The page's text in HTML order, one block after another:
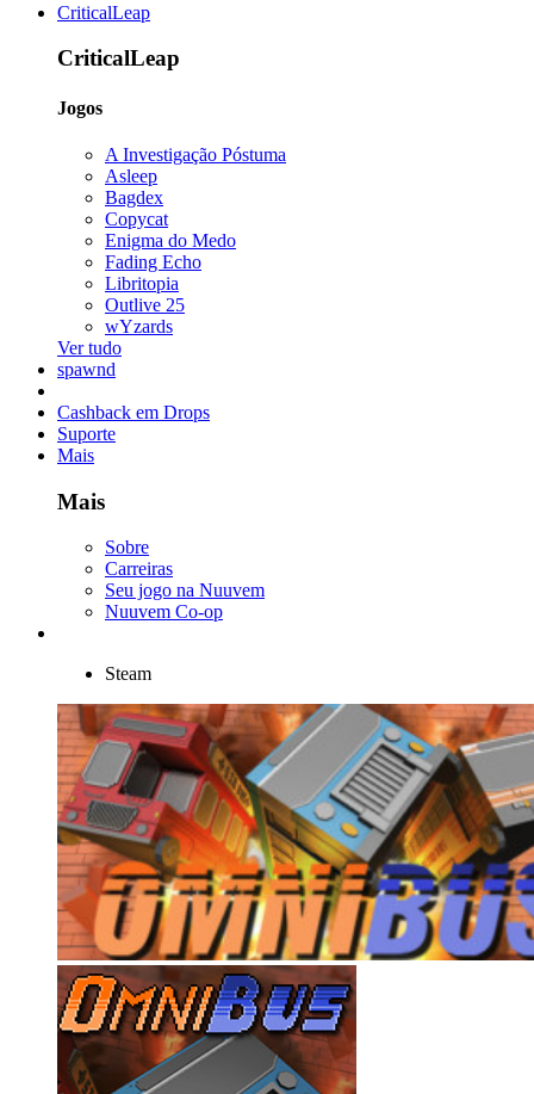
CriticalLeap
CriticalLeap
Jogos
A Investigação Póstuma
Asleep
Bagdex
Copycat
Enigma do Medo
Fading Echo
Libritopia
Outlive 25
wYzards
Ver tudo
spawnd
Cashback em Drops
Suporte
Mais
Mais
Sobre
Carreiras
Seu jogo na Nuuvem
Nuuvem Co-op
Steam